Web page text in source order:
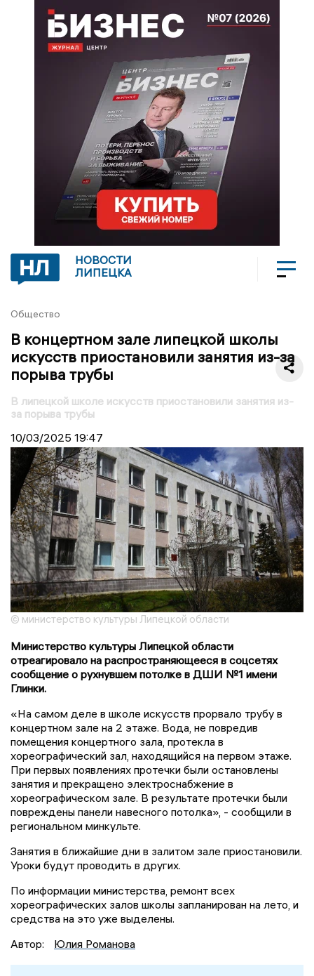
НОВОСТИ
ЛИПЕЦКА
Общество
В концертном зале липецкой школы
искусств приостановили занятия из-за
порыва трубы
В липецкой школе искусств приостановили занятия из-
за порыва трубы
10/03/2025 19:47
© министерство культуры Липецкой области
Министерство культуры Липецкой области
отреагировало на распространяющееся в соцсетях
сообщение о рухнувшем потолке в ДШИ №1 имени
Глинки.
«На самом деле в школе искусств прорвало трубу в
концертном зале на 2 этаже. Вода, не повредив
помещения концертного зала, протекла в
хореографический зал, находящийся на первом этаже.
При первых появлениях протечки были остановлены
занятия и прекращено электроснабжение в
хореографическом зале. В результате протечки были
повреждены панели навесного потолка», - сообщили в
региональном минкульте.
Занятия в ближайшие дни в залитом зале приостановили.
Уроки будут проводить в других.
По информации министерства, ремонт всех
хореографических залов школы запланирован на лето, и
средства на это уже выделены.
Автор:
Юлия Романова